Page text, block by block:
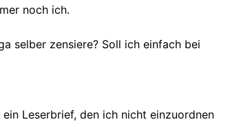
noch ich.
selber zensiere? Soll ich einfach bei
Leserbrief, den ich nicht einzuordnen